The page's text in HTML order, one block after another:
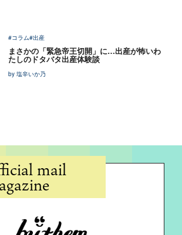
#コラム#出産
まさかの「緊急帝王切開」に…出産が怖いわ
たしのドタバタ出産体験談
by 塩辛いか乃
mail